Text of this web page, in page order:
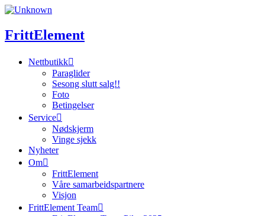
Skip
content
FrittElement
Nettbutikk
Paraglider
Sesong slutt salg!!
Foto
Betingelser
Service
Nødskjerm
Vinge sjekk
Nyheter
Om
FrittElement
Våre samarbeidspartnere
Visjon
FrittElement Team